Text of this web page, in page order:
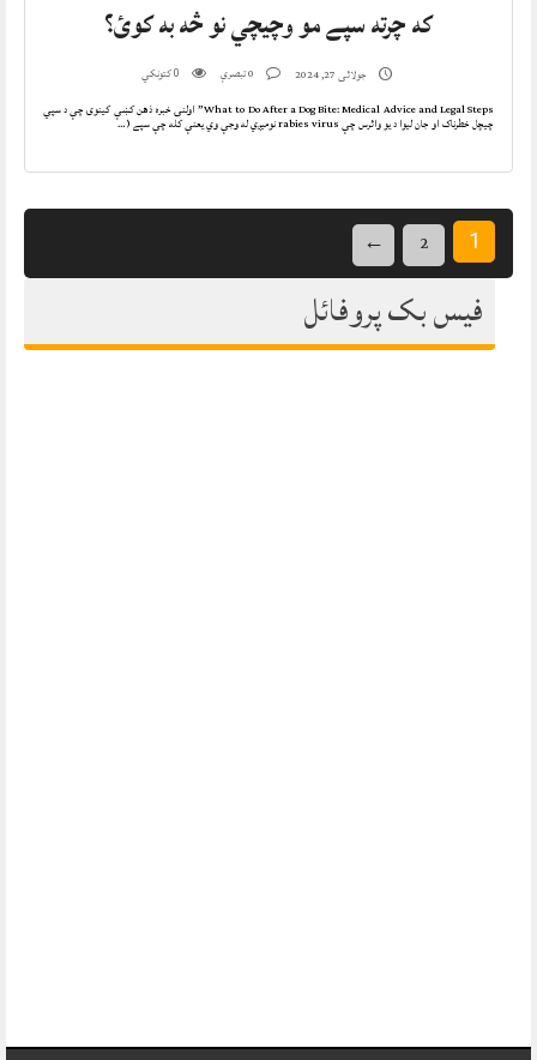
فیس بک پروفائل
که چرته سپے مو وچیچي نو څه به کوئ؟
جولائی 27, 2024 0کتونکي
What to Do After a Dog Bite: Medical Advice and Legal Steps” اولنۍ خبره ذهن کښې کینوۍ چې د سپي
چیچل خطرناک او جان لیوا د یو وائرس چې rabies virus نومیږي له وجې وي یعنې کله چې سپے (…
1
2
←